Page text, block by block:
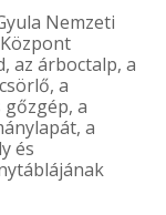
Nemzeti
az árboctalp, a
a
a
a
és